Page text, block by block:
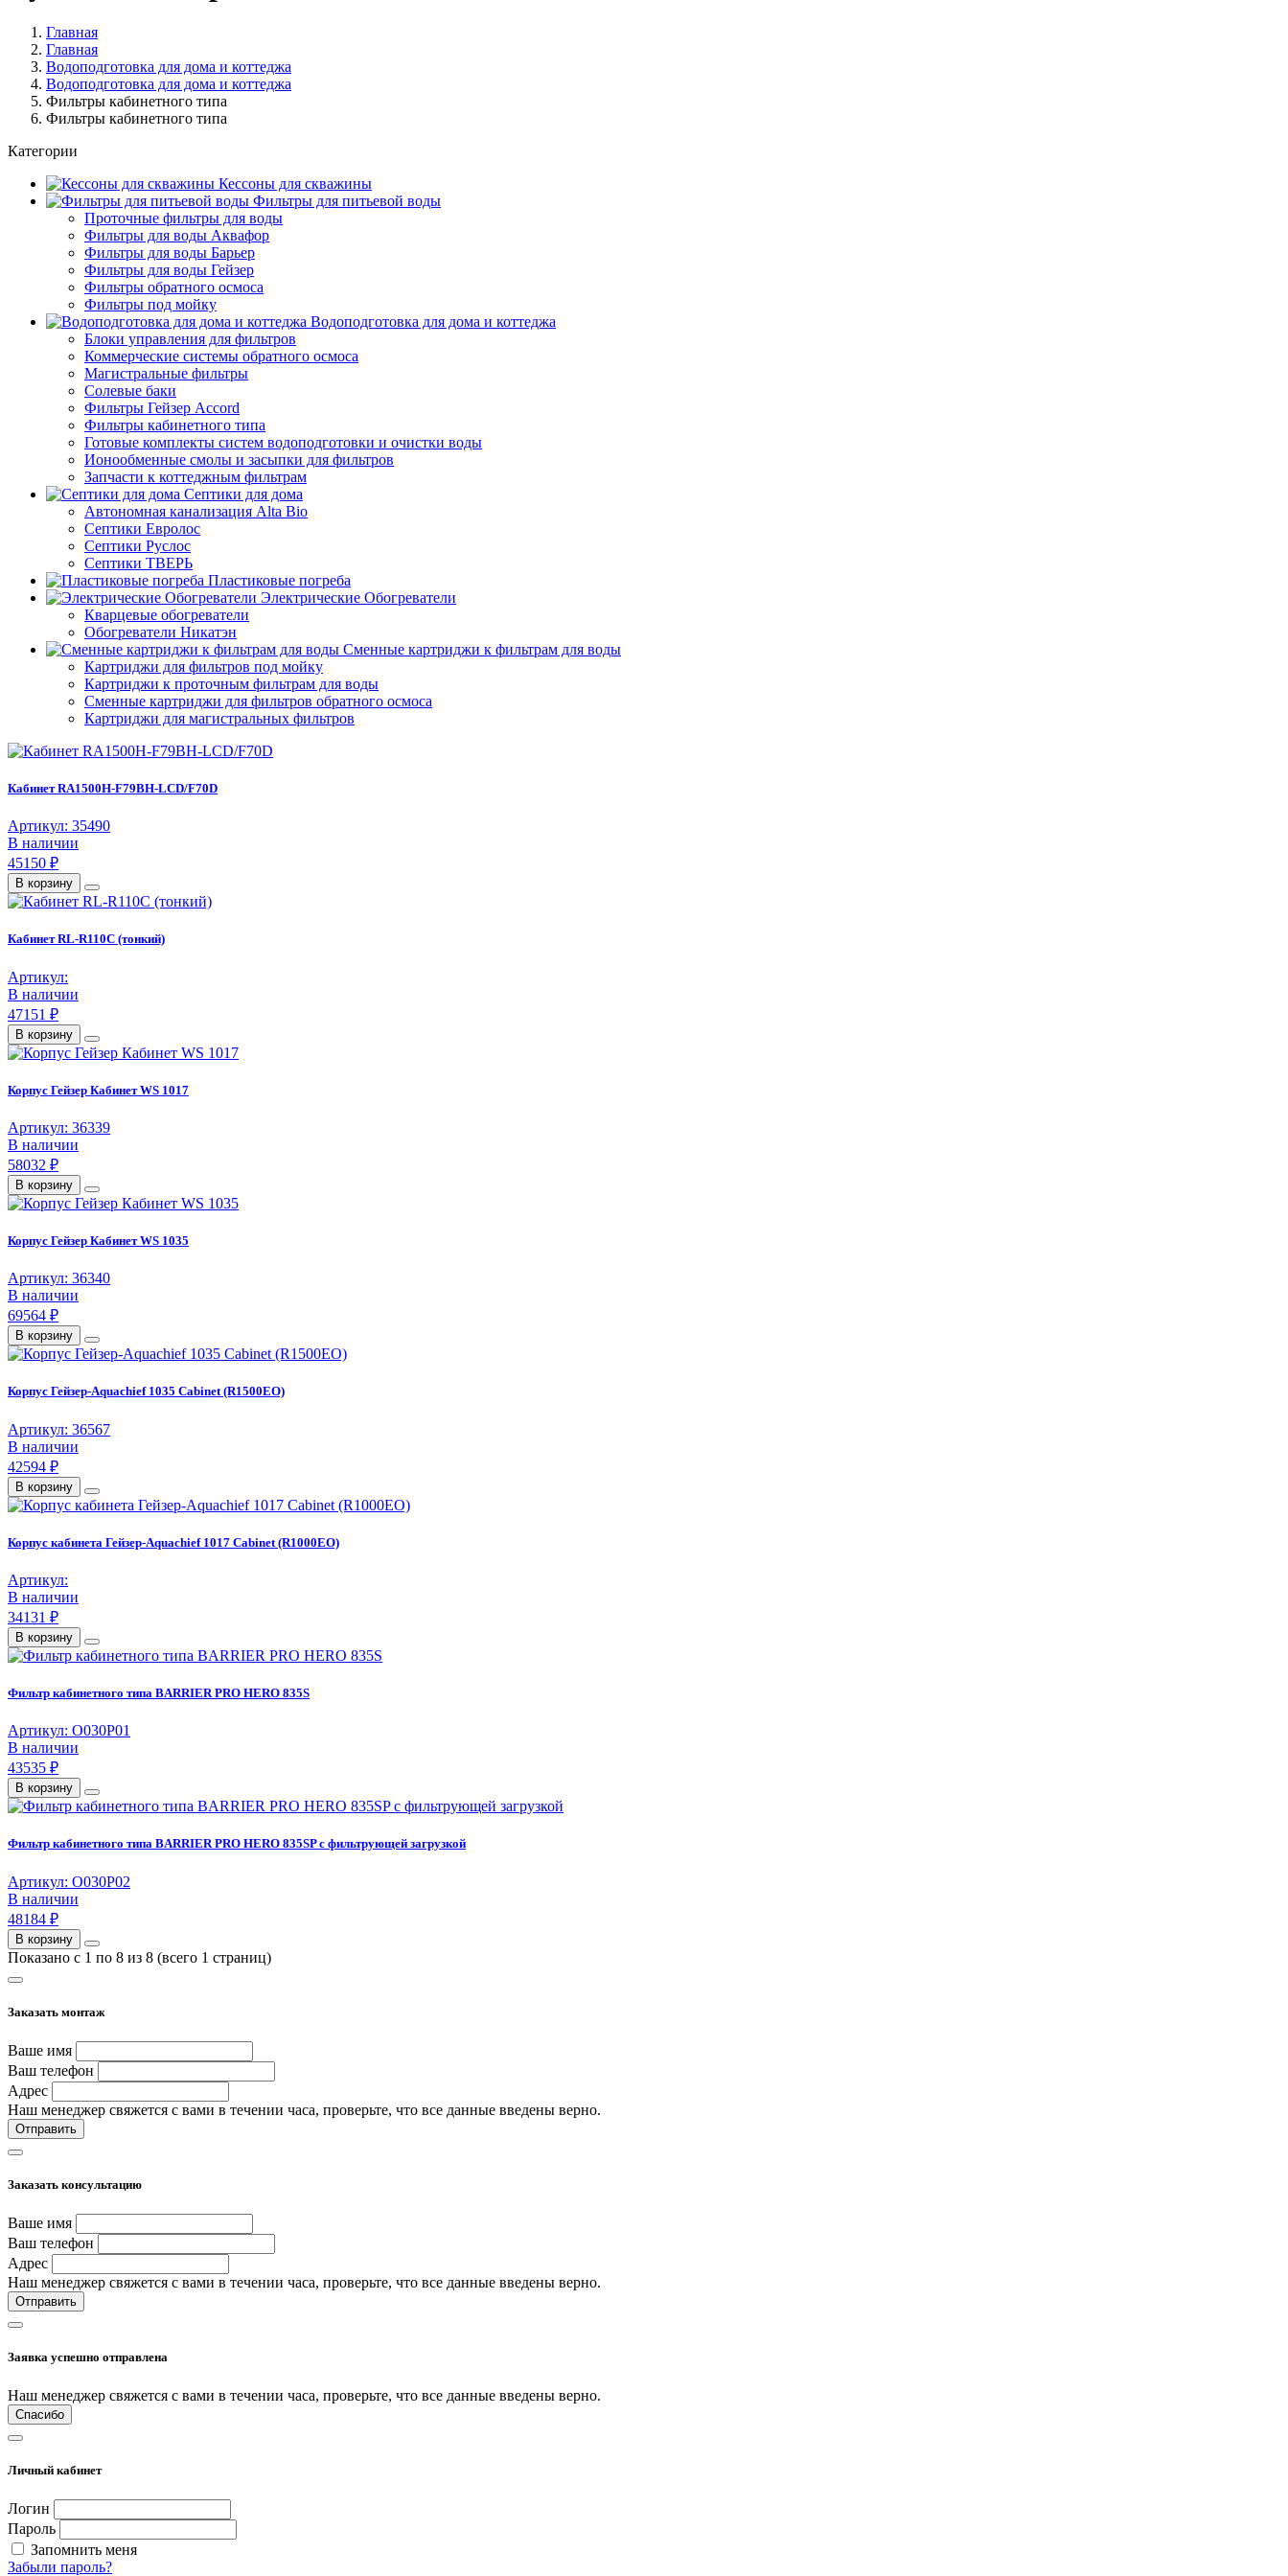
Главная
Главная
Водоподготовка для дома и коттеджа
Водоподготовка для дома и коттеджа
Фильтры кабинетного типа
Фильтры кабинетного типа
Категории
Кессоны для скважины
Фильтры для питьевой воды
Проточные фильтры для воды
Фильтры для воды Аквафор
Фильтры для воды Барьер
Фильтры для воды Гейзер
Фильтры обратного осмоса
Фильтры под мойку
Водоподготовка для дома и коттеджа
Блоки управления для фильтров
Коммерческие системы обратного осмоса
Магистральные фильтры
Солевые баки
Фильтры Гейзер Accord
Фильтры кабинетного типа
Готовые комплекты систем водоподготовки и очистки воды
Ионообменные смолы и засыпки для фильтров
Запчасти к коттеджным фильтрам
Септики для дома
Автономная канализация Alta Bio
Септики Евролос
Септики Руслос
Септики ТВЕРЬ
Пластиковые погреба
Электрические Обогреватели
Кварцевые обогреватели
Обогреватели Никатэн
Сменные картриджи к фильтрам для воды
Картриджи для фильтров под мойку
Картриджи к проточным фильтрам для воды
Сменные картриджи для фильтров обратного осмоса
Картриджи для магистральных фильтров
Кабинет RA1500H-F79BH-LCD/F70D
Артикул: 35490
В наличии
45150 ₽
В корзину
Кабинет RL-R110C (тонкий)
Артикул:
В наличии
47151 ₽
В корзину
Корпус Гейзер Кабинет WS 1017
Артикул: 36339
В наличии
58032 ₽
В корзину
Корпус Гейзер Кабинет WS 1035
Артикул: 36340
В наличии
69564 ₽
В корзину
Корпус Гейзер-Aquachief 1035 Cabinet (R1500EO)
Артикул: 36567
В наличии
42594 ₽
В корзину
Корпус кабинета Гейзер-Aquachief 1017 Cabinet (R1000EO)
Артикул:
В наличии
34131 ₽
В корзину
Фильтр кабинетного типа BARRIER PRO HERO 835S
Артикул: О030Р01
В наличии
43535 ₽
В корзину
Фильтр кабинетного типа BARRIER PRO HERO 835SP с фильтрующей загрузкой
Артикул: О030Р02
В наличии
48184 ₽
В корзину
Показано с 1 по 8 из 8 (всего 1 страниц)
Заказать монтаж
Ваше имя
Ваш телефон
Адрес
Наш менеджер свяжется с вами в течении часа, проверьте, что все данные введены верно.
Отправить
Заказать консультацию
Ваше имя
Ваш телефон
Адрес
Наш менеджер свяжется с вами в течении часа, проверьте, что все данные введены верно.
Отправить
Заявка успешно отправлена
Наш менеджер свяжется с вами в течении часа, проверьте, что все данные введены верно.
Спасибо
Личный кабинет
Логин
Пароль
Запомнить меня
Забыли пароль?